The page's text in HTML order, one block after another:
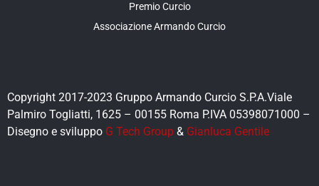
Premio Curcio
Associazione Armando Curcio
Copyright 2017-2023 Gruppo Armando Curcio S.P.A.Viale
Palmiro Togliatti, 1625 – 00155 Roma P.IVA 05398071000 –
Disegno e sviluppo G Tech Group & Gianluca Gentile